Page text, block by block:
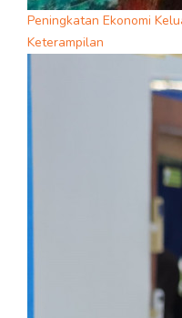
Peningkatan Ekonomi
Keterampilan